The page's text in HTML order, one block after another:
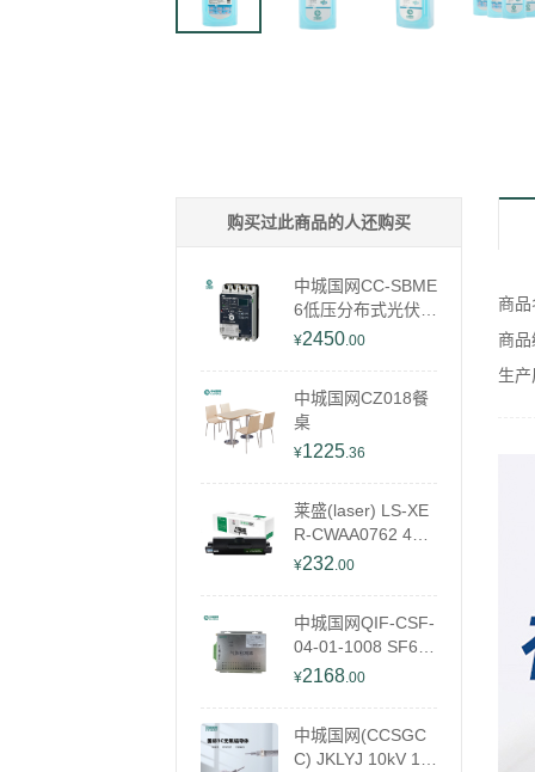
商
商
生
购买过此商品的人还购买
中城国网CC-SBME
6低压分布式光伏开
关
¥2450.00
中城国网CZ018餐
桌
¥1225.36
莱盛(laser) LS-XE
R-CWAA0762 400
0页 适用于 施乐XE
盒 (计价单位：只)
黑色
¥232 .00
中城国网QIF-CSF-
04-01-1008 SF6+
O2气体检测器
¥2168.00
中城国网(CCSGC
C) JKLYJ 10kV 1＊